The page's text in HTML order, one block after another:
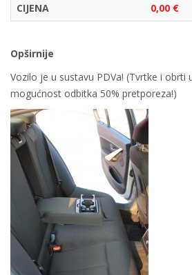
CIJENA
0,00 €
Opširnije
Vozilo je u sustavu PDVa! (Tvrtke i obrti
mogućnost odbitka 50% pretporeza!)